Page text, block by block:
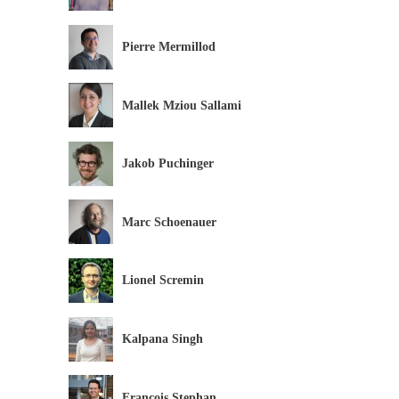
Pierre Mermillod
Mallek Mziou Sallami
Jakob Puchinger
Marc Schoenauer
Lionel Scremin
Kalpana Singh